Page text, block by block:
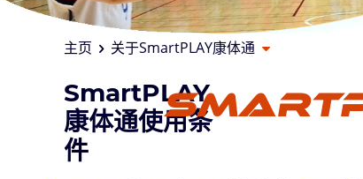
主页 关于SmartPLAY康体通 打开其他页面选
SmartPLAY
康体通使用条
件